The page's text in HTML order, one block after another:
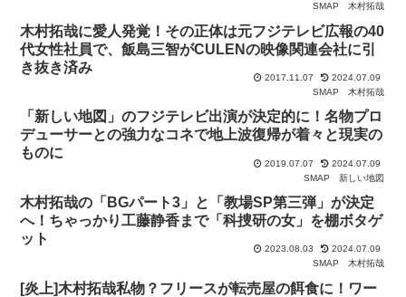
SMAP
木村拓哉
木村拓哉に愛人発覚！その正体は元フジテレビ広報の40
代女性社員で、飯島三智がCULENの映像関連会社に引
き抜き済み
2017.11.07
2024.07.09
SMAP
木村拓哉
「新しい地図」のフジテレビ出演が決定的に！名物プロ
デューサーとの強力なコネで地上波復帰が着々と現実の
ものに
2019.07.07
2024.07.09
SMAP
新しい地図
木村拓哉の「BGパート3」と「教場SP第三弾」が決定
へ！ちゃっかり工藤静香まで「科捜研の女」を棚ボタゲ
ット
2023.08.03
2024.07.09
SMAP
木村拓哉
[炎上]木村拓哉私物？フリースが転売屋の餌食に！ワー